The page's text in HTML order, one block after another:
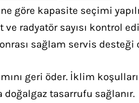
göre kapasite seçimi
radyatör sayısı kontrol
sağlam servis desteği
geri öder. İklim
tasarrufu sağlanır.